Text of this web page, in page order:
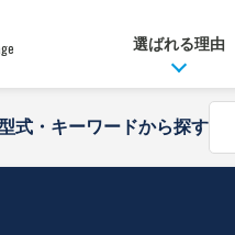
選ばれる理由
式・キーワードから探す